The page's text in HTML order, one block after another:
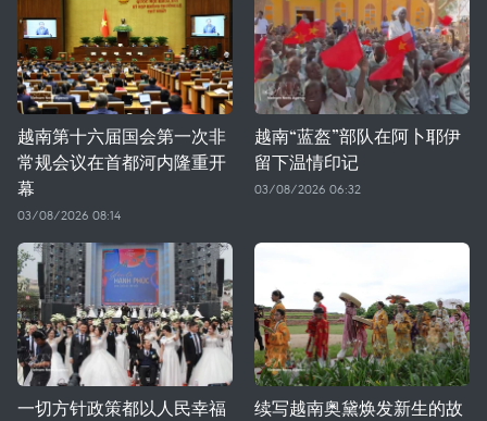
越南第十六届国会第一次非
常规会议在首都河内隆重开
幕
03/08/2026 08:14
越南“蓝盔”部队在阿卜耶伊
留下温情印记
03/08/2026 06:32
一切方针政策都以人民幸福
续写越南奥黛焕发新生的故